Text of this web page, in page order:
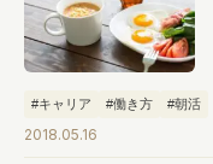
#キャリア #働き方 #朝活
2018.05.16